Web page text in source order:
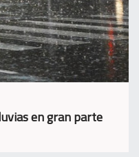
en gran parte